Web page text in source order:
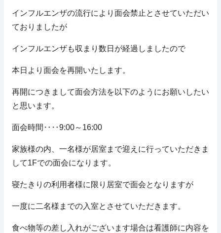
インフルエンザの流行により面会禁止とさせていただい
ておりましたが
インフルエンザも収まり数日が経過しましたので
本日より面会を再開いたします。
再開につきまして面会方法を以下のようにお願いしたい
と思います。
面会時間‥‥9:00～16:00
家族様の内、一名様が居室まで迎えに行っていただきま
して1Fでの面会になります。
寝たきりの利用者様に限り居室で面会となりますが
一度に二名様までの入室とさせていただきます。
食べ物等の差し入れがございます場合は看護師に内容を